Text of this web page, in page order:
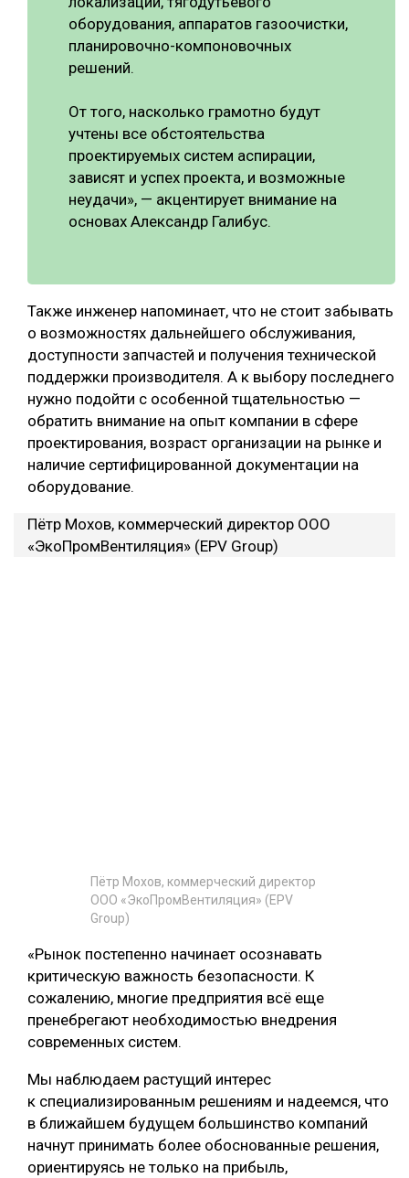
оборудования, аппаратов газоочистки,
планировочно-компоновочных
решений.
От того, насколько грамотно будут
учтены все обстоятельства
проектируемых систем аспирации,
зависят и успех проекта, и возможные
неудачи», — акцентирует внимание на
основах Александр Галибус.
Также инженер напоминает, что не стоит забывать
о возможностях дальнейшего обслуживания,
доступности запчастей и получения технической
поддержки производителя. А к выбору последнего
нужно подойти с особенной тщательностью —
обратить внимание на опыт компании в сфере
проектирования, возраст организации на рынке и
наличие сертифицированной документации на
оборудование.
Пётр Мохов, коммерческий директор ООО
«ЭкоПромВентиляция» (EPV Group)
Пётр Мохов, коммерческий директор
ООО «ЭкоПромВентиляция» (EPV
Group)
«Рынок постепенно начинает осознавать
критическую важность безопасности. К
сожалению, многие предприятия всё еще
пренебрегают необходимостью внедрения
современных систем.
Мы наблюдаем растущий интерес
к специализированным решениям и надеемся, что
в ближайшем будущем большинство компаний
начнут принимать более обоснованные решения,
ориентируясь не только на прибыль,